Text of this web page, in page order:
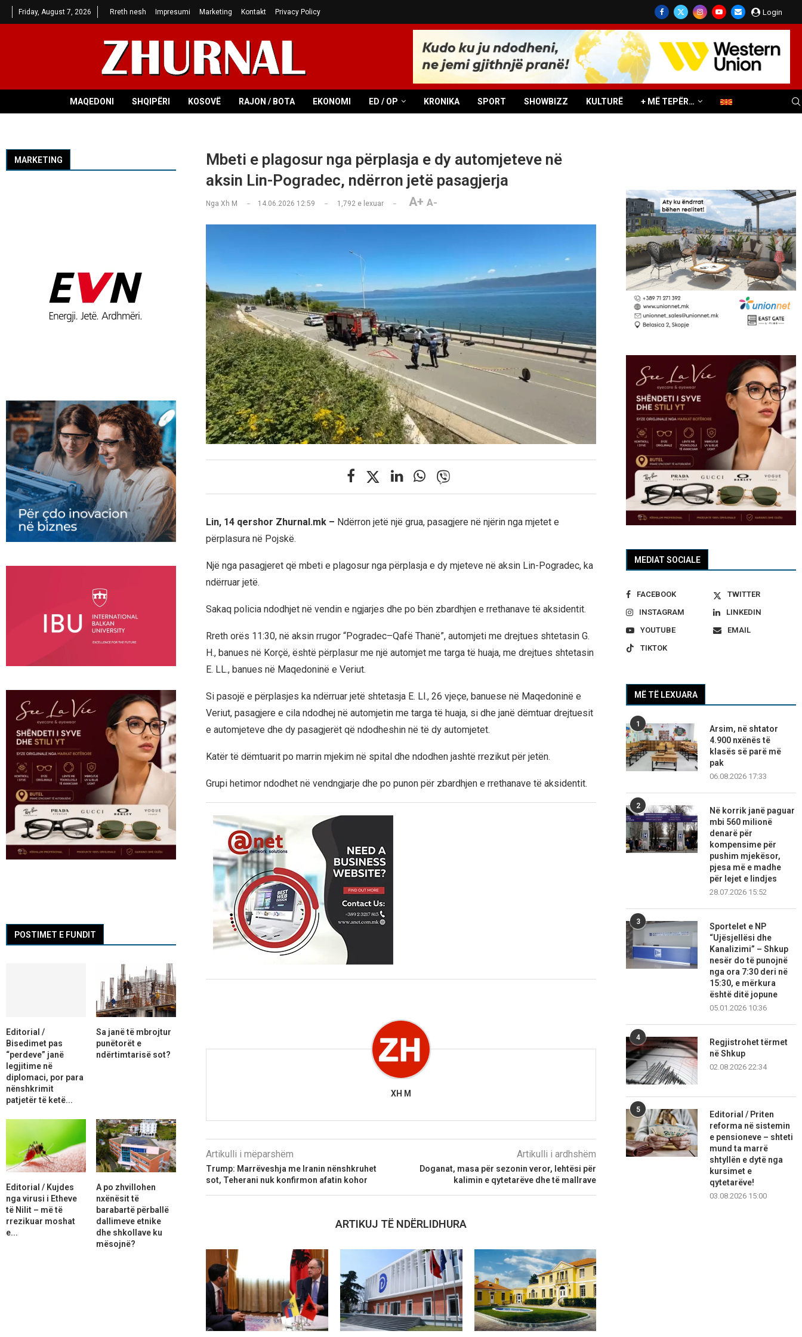
Friday, August 7, 2026 Rreth nesh Impresumi Marketing Kontakt Privacy Policy Login
MAQEDONI SHQIPËRI KOSOVË RAJON / BOTA EKONOMI ED / OP KRONIKA SPORT SHOWBIZZ KULTURË + MË TEPËR…
Mbeti e plagosur nga përplasja e dy automjeteve në
aksin Lin-Pogradec, ndërron jetë pasagjerja
Nga Xh M 14.06.2026 12:59 1,792e lexuar A+ A-
Lin, 14 qershor Zhurnal.mk – Ndërron jetë një grua, pasagjere në njërin nga mjetet e
përplasura në Pojskë.
Një nga pasagjeret që mbeti e plagosur nga përplasja e dy mjeteve në aksin Lin-Pogradec, ka
ndërruar jetë.
Sakaq policia ndodhjet në vendin e ngjarjes dhe po bën zbardhjen e rrethanave të aksidentit.
Rreth orës 11:30, në aksin rrugor “Pogradec–Qafë Thanë”, automjeti me drejtues shtetasin G.
H., banues në Korçë, është përplasur me një automjet me targa të huaja, me drejtues shtetasin
E. LL., banues në Maqedoninë e Veriut.
Si pasojë e përplasjes ka ndërruar jetë shtetasja E. Ll., 26 vjeçe, banuese në Maqedoninë e
Veriut, pasagjere e cila ndodhej në automjetin me targa të huaja, si dhe janë dëmtuar drejtuesit
e automjeteve dhe dy pasagjerët që ndodheshin në të dy automjetet.
Katër të dëmtuarit po marrin mjekim në spital dhe ndodhen jashtë rrezikut për jetën.
Grupi hetimor ndodhet në vendngjarje dhe po punon për zbardhjen e rrethanave të aksidentit.
XH M
Artikulli i mëparshëm
Trump: Marrëveshja me Iranin nënshkruhet
sot, Teherani nuk konfirmon afatin kohor
Artikulli i ardhshëm
Doganat, masa për sezonin veror, lehtësi për
kalimin e qytetarëve dhe të mallrave
ARTIKUJ TË NDËRLIDHURA
MEDIAT SOCIALE
FACEBOOK
TWITTER
INSTAGRAM
LINKEDIN
YOUTUBE
EMAIL
TIKTOK
MË TË LEXUARA
1
Arsim, në shtator
4.900 nxënës të
klasës së parë më
pak
06.08.2026 17:33
2
Në korrik janë paguar
mbi 560 milionë
denarë për
kompensime për
pushim mjekësor,
pjesa më e madhe
për lejet e lindjes
28.07.2026 15:52
3
Sportelet e NP
“Ujësjellësi dhe
Kanalizimi” – Shkup
nesër do të punojnë
nga ora 7:30 deri në
15:30, e mërkura
është ditë jopune
05.01.2026 10:36
4
Regjistrohet tërmet
në Shkup
02.08.2026 22:34
5
Editorial / Priten
reforma në sistemin
e pensioneve – shteti
mund ta marrë
shtyllën e dytë nga
kursimet e
qytetarëve!
03.08.2026 15:00
MARKETING
POSTIMET E FUNDIT
Editorial /
Bisedimet pas
“perdeve” janë
legjitime në
diplomaci, por para
nënshkrimit
patjetër të ketë...
Sa janë të mbrojtur
punëtorët e
ndërtimtarisë sot?
Editorial / Kujdes
nga virusi i Etheve
të Nilit – më të
rrezikuar moshat
e...
A po zhvillohen
nxënësit të
barabartë përballë
dallimeve etnike
dhe shkollave ku
mësojnë?